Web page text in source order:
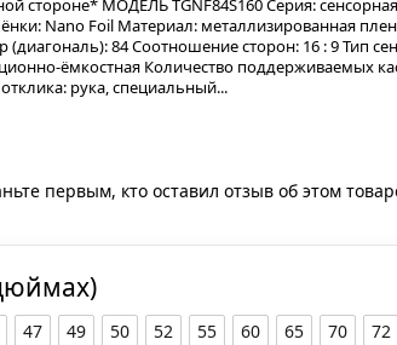
стороне* МОДЕЛЬ TGNF84S160 Серия:
Nano Foil Материал: металлизированная
84 Соотношение сторон: 16 : 9 Тип
ёмкостная Количество поддерживаемых
рука, специальный...
первым, кто оставил отзыв об этом
47 49 50 52 55 60 65 70 72